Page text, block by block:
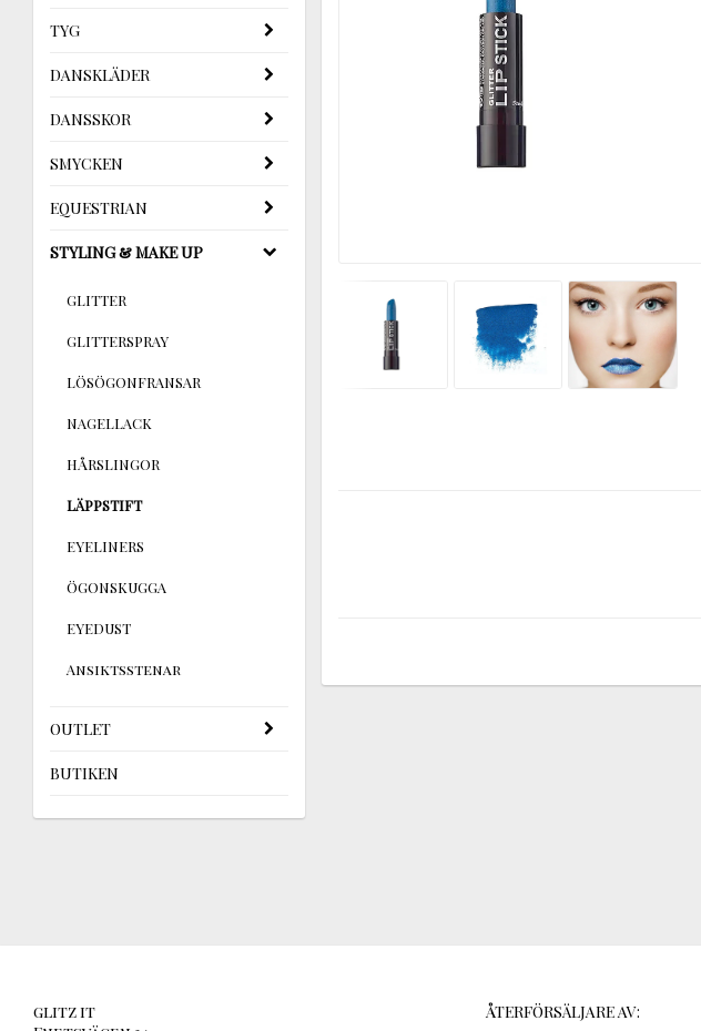
TYG
DANSKLÄDER
DANSSKOR
SMYCKEN
EQUESTRIAN
STYLING & MAKE UP
GLITTER
GLITTERSPRAY
LÖSÖGONFRANSAR
NAGELLACK
HÅRSLINGOR
LÄPPSTIFT
EYELINERS
ÖGONSKUGGA
EYEDUST
Ansiktsstenar
OUTLET
BUTIKEN
glitz it
ÅTERFÖRSÄLJARE AV: